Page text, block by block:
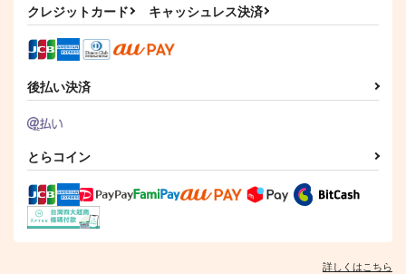
ドルフィンウェーブ-
咲宮入華-160x50CM
抱き枕カバー
13,200円（税込）
咲宮入華
サンプル
作品詳細
ポケッ●モン●ター ス
カーレット・バイオレ
ット-ナンジャ
作品詳細
ゼンレスゾーンゼロ-
レミエール・ダ
ン-160x50CM抱き枕
カバー【1387】
13,200 （税込）
レミエール・ダン
サンプル
作品詳細
園ミカ-160x50CM抱
サンプル
ル- ブローニ
ブローニャ
サンプル
クレジットカード キャッシュレス決済
後払い決済
とらコイン
詳しくはこちら